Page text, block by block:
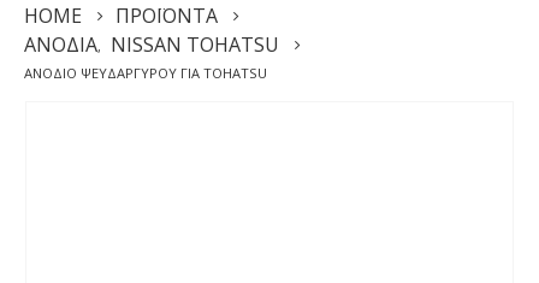
HOME
ΠΡΟΪΌΝΤΑ
ΑΝΌΔΙΑ, NISSAN TOHATSU
ΑΝΌΔΙΟ ΨΕΥΔΑΡΓΎΡΟΥ ΓΙΑ TOHATSU